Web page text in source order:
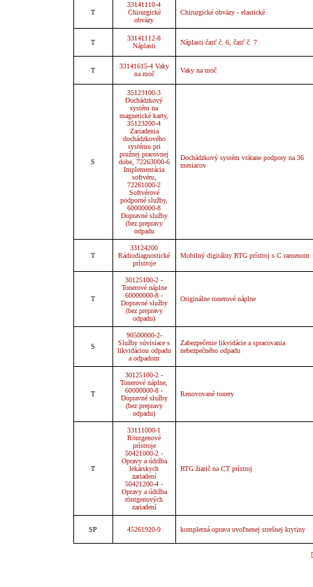
T
33141110-4
Chirurgické
obväzy
Chirurgické obväzy - elastické
T
33141112-8
Náplasti
Náplasti časť č. 6, časť č. 7
T
33141615-4 Vaky
na moč
Vaky na moč
S
35123100-3
Dochádzkový
systém na
magnetické karty,
35123200-4
Zariadenia
dochádzkového
systému pri
pružnej pracovnej
dobe, 72263000-6
Implementácia
softvéru,
72261000-2
Softvérové
podporné služby,
60000000-8
Dopravné služby
(bez prepravy
odpadu
Dochádzkový systém vrátane podpory na 36
mesiacov
T
33124200
Rádiodiagnostické
prístroje
Mobilný digitálny RTG prístroj s C ramenom
T
30125100-2 -
Tonerové náplne
60000000-8 -
Dopravné služby
(bez prepravy
odpadu)
Originálne tonerové náplne
S
90500000-2-
Služby súvisiace s
likvidáciou odpadu
a odpadom
Zabezpečenie likvidácie a spracovania
nebezpečného odpadu
T
30125100-2 -
Tonerové náplne,
60000000-8 -
Dopravné služby
(bez prepravy
odpadu)
Renovované tonery
T
33111000-1
Röntgenové
prístroje
50421000-2 -
Opravy a údržba
lekárskych
zariadení
50421200-4 -
Opravy a údržba
röntgenových
zariadení
RTG žiarič na CT prístroj
SP 45261920-9 kompletná oprava uvoľnenej strešnej krytiny